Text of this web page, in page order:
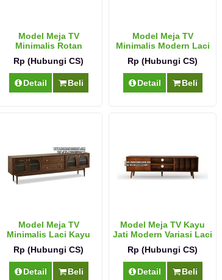
Model Meja TV
Minimalis Rotan
Rp (Hubungi CS)
Detail Beli
Model Meja TV
Minimalis Modern Laci
Rp (Hubungi CS)
Detail Beli
Model Meja TV
Minimalis Laci Kayu
Rp (Hubungi CS)
Detail Beli
Model Meja TV Kayu
Jati Modern Variasi Laci
Rp (Hubungi CS)
Detail Beli